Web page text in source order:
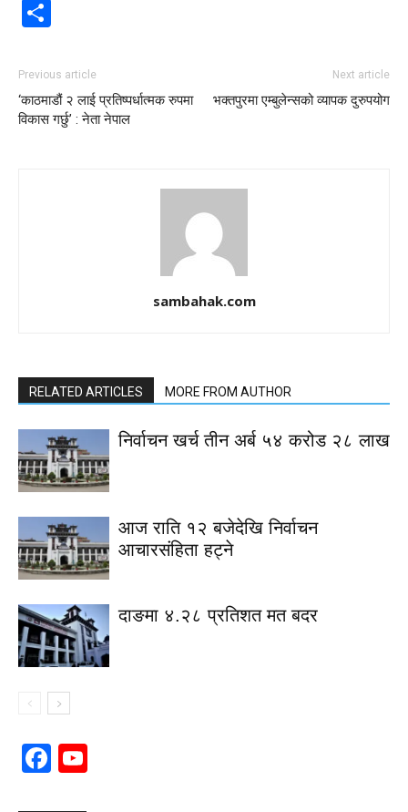
Previous article
‘काठमाडौं २ लाई प्रतिष्पर्धात्मक रुपमा
विकास गर्छु’ : नेता नेपाल
Next article
भक्तपुरमा एम्बुलेन्सको व्यापक दुरुपयोग
sambahak.com
RELATED ARTICLES MORE FROM AUTHOR
निर्वाचन खर्च तीन अर्ब ५४ करोड २८ लाख
आज राति १२ बजेदेखि निर्वाचन
आचारसंहिता हट्ने
दाङमा ४.२८ प्रतिशत मत बदर
Facebook